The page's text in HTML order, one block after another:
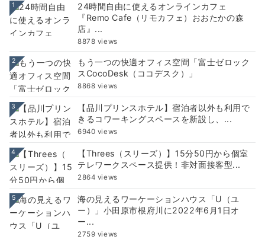
1
24時間自由に使えるオンラインカフェ
『Remo Cafe（リモカフェ）おおたかの森
店』...
8878 views
2
もう一つの快適オフィス空間「富士ゼロック
スCocoDesk（ココデスク）」
8868 views
3
【品川プリンスホテル】宿泊者以外も利用で
きるコワーキングスペースを新設し、...
6940 views
4
【Threes（スリーズ）】15分50円から個室
テレワークスペース提供！非対面接客型...
2864 views
5
海の見えるワーケーションハウス「U（ユ
ー）」小田原市根府川に2022年6月1日オ
ー...
2759 views